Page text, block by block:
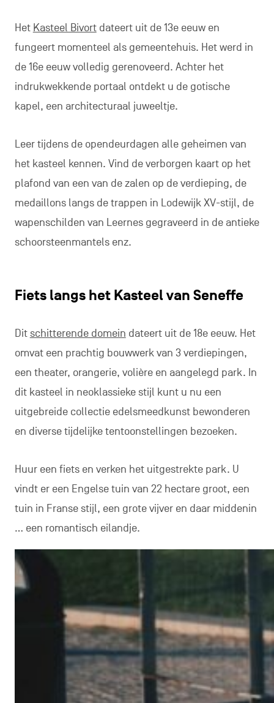
Het Kasteel Bivortdateert uit de 13e eeuw en
fungeert momenteel als gemeentehuis. Het werd in
de 16e eeuw volledig gerenoveerd. Achter het
indrukwekkende portaal ontdekt u de gotische
kapel, een architecturaal juweeltje.
Leer tijdens de opendeurdagen alle geheimen van
het kasteel kennen. Vind de verborgen kaart op het
plafond van een van de zalen op de verdieping, de
medaillons langs de trappen in Lodewijk XV-stijl, de
wapenschilden van Leernes gegraveerd in de antieke
schoorsteenmantels enz.
Fiets langs het Kasteel van Seneffe
Ditschitterende domein dateert uit de 18e eeuw. Het
omvat een prachtig bouwwerk van 3 verdiepingen,
een theater, orangerie, volière en aangelegd park. In
dit kasteel in neoklassieke stijl kunt u nu een
uitgebreide collectie edelsmeedkunst bewonderen
en diverse tijdelijke tentoonstellingen bezoeken.
Huur een fiets en verken het uitgestrekte park. U
vindt er een Engelse tuin van 22 hectare groot, een
tuin in Franse stijl, een grote vijver en daar middenin
… een romantisch eilandje.